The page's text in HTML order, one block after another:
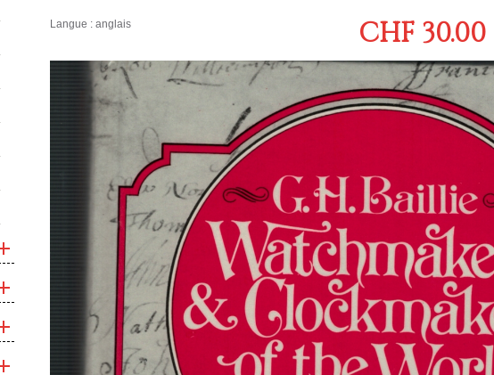
Langue : anglais CHF 30.00